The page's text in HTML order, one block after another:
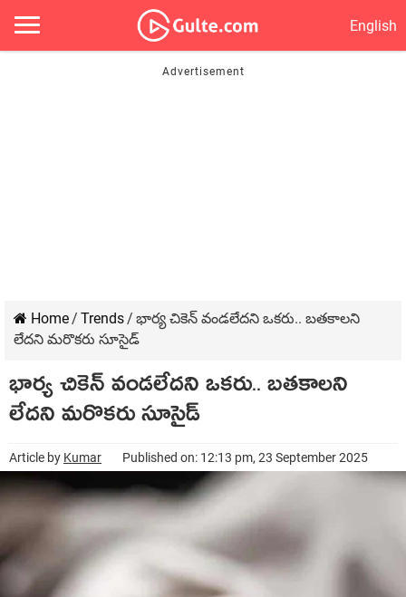
English
Home/ Trends/ భార్య చికెన్ వండలేదని ఒకరు.. బతకాలని
లేదని మరొకరు సూసైడ్
భార్య చికెన్ వండలేదని ఒకరు.. బతకాలని
లేదని మరొకరు సూసైడ్
Article by Kumar Published on: 12:13 pm, 23 September 2025